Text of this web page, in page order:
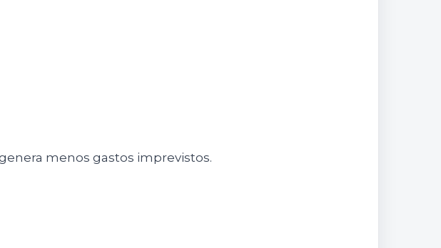
menos gastos imprevistos.